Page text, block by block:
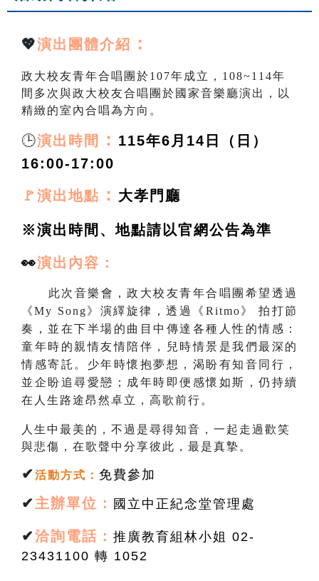
💖演出團體介紹 ：
政大校友青年合唱團於107年成立，108~114年
間多次與政大校友合唱團於國家音樂廳演出，以
精緻的室內合唱為方向。
🕒演出時間 ： 115年6月14日（日）
16:00-17:00
🚩演出地點 ： 大孝門廳
※演出時間、地點請以官網公告為準
👀演出 內容：
此次音樂會，政大校友青年合唱團希望透過
《My Song》演繹旋律，透過《Ritmo》 拍打節
奏，並在下半場的曲目中傳達各種人性的情感：
童年時的親情友情陪伴，兒時情景是我們最深的
情感寄託。少年時懷抱夢想，渴盼有知音同行，
並企盼追尋愛戀；成年時即便感懷如斯，仍持續
在人生路途昂然卓立，高歌前行。
人生中最美的，不過是尋得知音，一起走過歡笑
與悲傷，在歌聲中分享彼此，最是真摯。
✔活動方式 ： 免費參加
✔主辦單位： 國立中正紀念堂管理處
✔洽詢電話： 推廣教育組林小姐 02-
23431100 轉 1052